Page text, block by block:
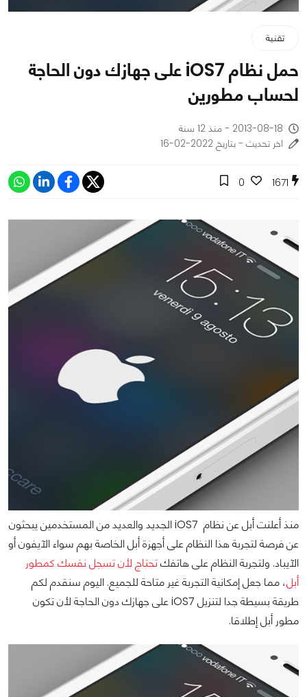
تقنية
حمل نظام iOS7 على جهازك دون الحاجة
لحساب مطورين
2013-08-18 - منذ 12 سنة
اخر تحديث - بتاريخ 2022-02-16
1671
0
منذ أعلنت أبل عن نظام iOS7 الجديد والعديد من المستخدمين يبحثون
عن فرصة لتجربة هذا النظام على أجهزة أبل الخاصة بهم سواء الآيفون أو
الآيباد. ولتجربة النظام على هاتفكتحتاج لأن تسجل نفسك كمطور
أبل، مما جعل إمكانية التجربة غير متاحة للجميع. اليوم سنقدم لكم
طريقة بسيطة جدا لتنزيل iOS7 على جهازك دون الحاجة لأن تكون
مطور أبل إطلاقا.